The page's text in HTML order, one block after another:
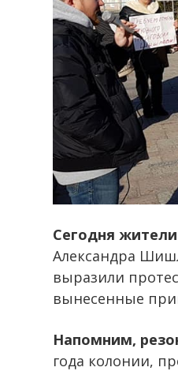
Сегодня
Александра
выразили
вынесенные
Напомним,
года колонии,